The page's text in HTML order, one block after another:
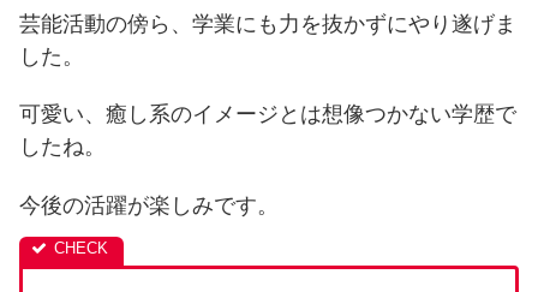
芸能活動の傍ら、学業にも力を抜かずにやり遂げま
した。
可愛い、癒し系のイメージとは想像つかない学歴で
したね。
今後の活躍が楽しみです。